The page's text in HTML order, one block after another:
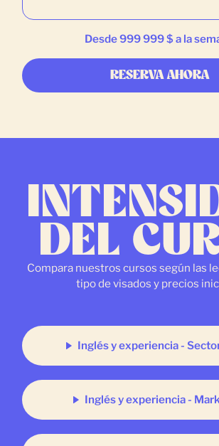
Desde 999 999 $ a la
RESERVA AHORA
DEL
Compara nuestros cursos según las
tipo de visados y precios
Inglés y experiencia -
Inglés y experiencia -